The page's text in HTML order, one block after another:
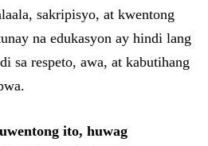
sakripisyo, at kwentong
na edukasyon ay hindi lang
sa respeto, awa, at kabutihang
ito, huwag